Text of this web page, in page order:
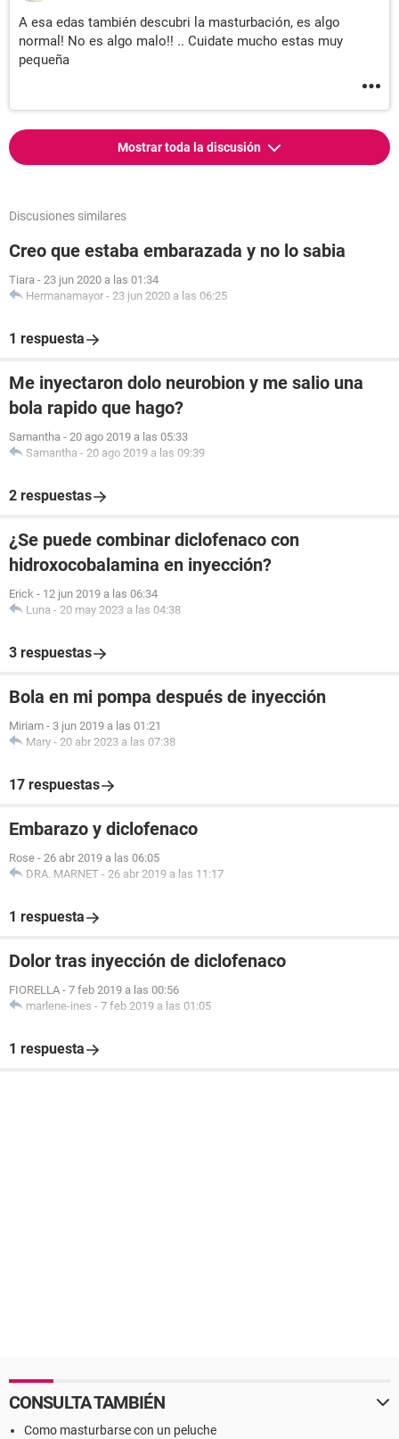
A esa edas también descubri la masturbación, es algo
normal! No es algo malo!! .. Cuidate mucho estas muy
pequeña
Mostrar toda la discusión
Discusiones similares
Creo que estaba embarazada y no lo sabia
Tiara - 23 jun 2020 a las 01:34
Hermanamayor - 23 jun 2020 a las 06:25
1 respuesta
Me inyectaron dolo neurobion y me salio una
bola rapido que hago?
Samantha - 20 ago 2019 a las 05:33
Samantha - 20 ago 2019 a las 09:39
2 respuestas
¿Se puede combinar diclofenaco con
hidroxocobalamina en inyección?
Erick - 12 jun 2019 a las 06:34
Luna - 20 may 2023 a las 04:38
3 respuestas
Bola en mi pompa después de inyección
Miriam - 3 jun 2019 a las 01:21
Mary - 20 abr 2023 a las 07:38
17 respuestas
Embarazo y diclofenaco
Rose - 26 abr 2019 a las 06:05
DRA. MARNET - 26 abr 2019 a las 11:17
1 respuesta
Dolor tras inyección de diclofenaco
FIORELLA - 7 feb 2019 a las 00:56
marlene-ines - 7 feb 2019 a las 01:05
1 respuesta
CONSULTA TAMBIÉN
Como masturbarse con un peluche